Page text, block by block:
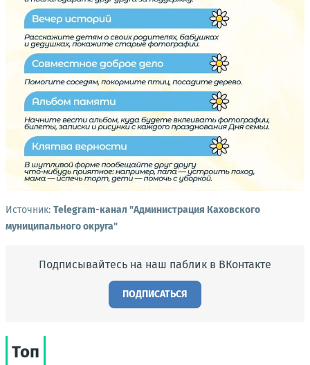
Источник: Telegram-канал "Администрация Каховского
муниципального округа"
Подписывайтесь на наш паблик в ВКонтакте
ПОДПИСАТЬСЯ
Топ